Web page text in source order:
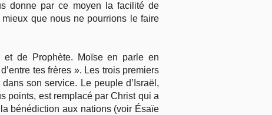
donne par ce moyen la facilité de
que nous ne pourrions le faire
et de Prophète. Moïse en parle en
tes frères ». Les trois premiers
son service. Le peuple d’Israël,
points, est remplacé par Christ qui a
bénédiction aux nations (voir Ésaïe